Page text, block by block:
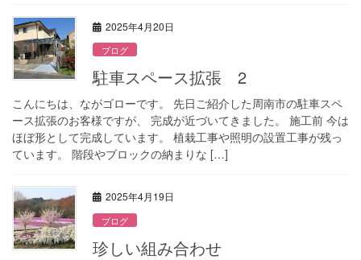
2025年4月20日
ブログ
駐車スペース拡張 2
こんにちは、ながゴローです。 先日ご紹介した周南市の駐車スペ
ース拡張のお客様ですが、 完成が近づいてきました。 施工前 今は
ほぼ形として完成しています。 植栽工事や照明の設置工事が残っ
ています。 階段やブロックの納まりな […]
2025年4月19日
ブログ
珍しい組み合わせ